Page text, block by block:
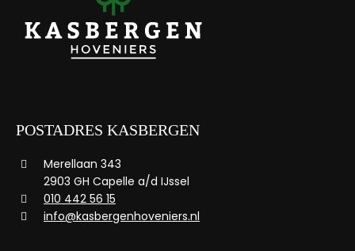
POSTADRES KASBERGEN
Merellaan 343
2903 GH Capelle a/d IJssel
010 442 56 15
info@kasbergenhoveniers.nl